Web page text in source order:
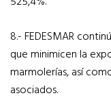
8.- FEDESMAR
que minimicen la
marmolerías, así
asociados.